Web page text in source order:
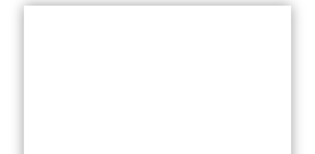
HOME
AKTUELLES
ABTEILUNGEN
VEREIN
MITGLIED WERDEN
KALENDER KUNSTRASEN
KONTAKT
ANFAHRT
IMPRESSUM